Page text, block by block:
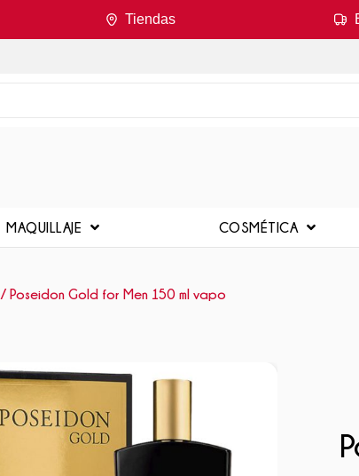
Tiendas
MAQUILLAJE COSMÉTICA
/ Poseidon Gold for Men 150 ml vapo